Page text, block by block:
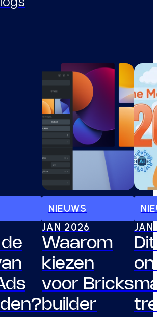
NIEUWS
JAN 2026
Waarom
kiezen
voor Bricks
builder